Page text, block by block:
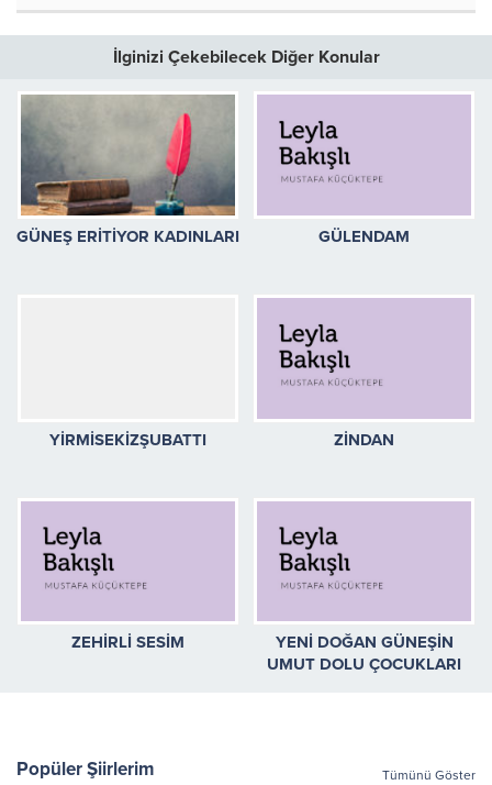
İlginizi Çekebilecek Diğer Konular
GÜNEŞ ERİTİYOR KADINLARI GÜLENDAM
YİRMİSEKİZŞUBATTI ZİNDAN
ZEHİRLİ SESİM
YENİ DOĞAN GÜNEŞİN
UMUT DOLU ÇOCUKLARI
Popüler Şiirlerim Tümünü Göster